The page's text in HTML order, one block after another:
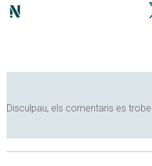
Disculpau, els comentaris es